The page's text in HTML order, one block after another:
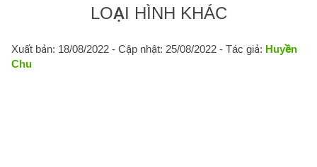
LOẠI HÌNH KHÁC
Xuất bản: 18/08/2022 - Cập nhật: 25/08/2022 - Tác giả: Huyền
Chu